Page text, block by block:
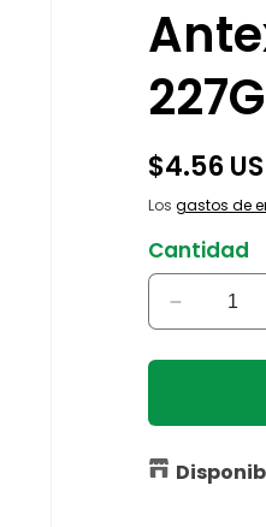
227G
Precio
$4.56
Los gastos de
Cantidad
Reducir
cantidad
para
227G